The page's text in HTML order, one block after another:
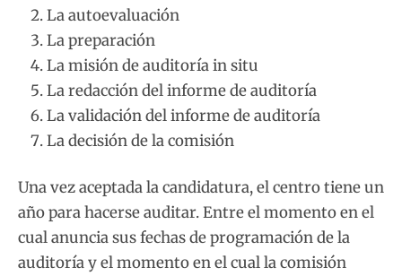
La autoevaluación
La preparación
La misión de auditoría in situ
La redacción del informe de auditoría
La validación del informe de auditoría
La decisión de la comisión
Una vez aceptada la candidatura, el centro tiene un
año para hacerse auditar. Entre el momento en el
cual anuncia sus fechas de programación de la
auditoría y el momento en el cual la comisión